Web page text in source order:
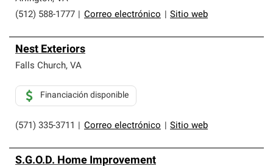
(512) 588-1777
Correo electrónico Sitio web
Nest Exteriors
Falls Church, VA
(571) 335-3711 Correo electrónico Sitio web
Financiación disponible
S.G.O.D. Home Improvement